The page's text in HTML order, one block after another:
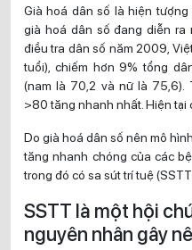
Già hoá dân số là hiện tượng
già hoá dân số đang diễn ra
điều tra dân số năm 2009,
tuổi), chiếm hơn 9% tổng
(nam là 70,2 và nữ là 75,6).
>80 tăng nhanh nhất. Hiện tại
Do già hoá dân số nên mô
tăng nhanh chóng của các
trong đó có sa sút trí tuệ
SSTT là một hội
nguyên nhân gây